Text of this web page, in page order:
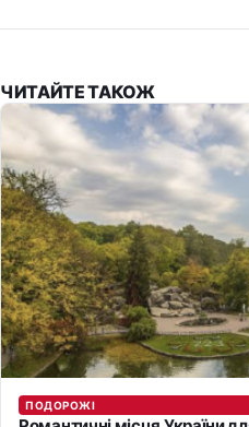
ЧИТАЙТЕ ТАКОЖ
ПОДОРОЖІ